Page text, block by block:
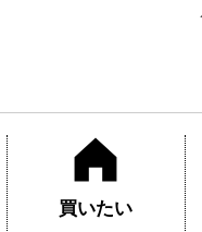
買いたい